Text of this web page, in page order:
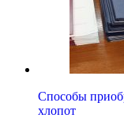
Способы
хлопот